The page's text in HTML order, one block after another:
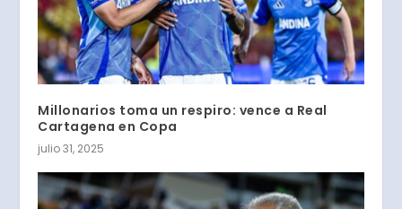
Millonarios toma un respiro: vence a Real
Cartagena en Copa
julio 31, 2025